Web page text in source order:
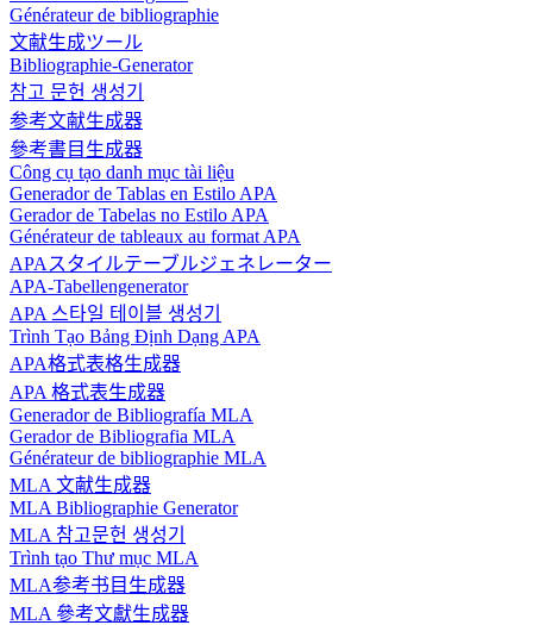
Générateur de bibliographie
文献生成ツール
Bibliographie-Generator
참고 문헌 생성기
参考文献生成器
參考書目生成器
Công cụ tạo danh mục tài liệu
Generador de Tablas en Estilo APA
Gerador de Tabelas no Estilo APA
Générateur de tableaux au format APA
APAスタイルテーブルジェネレーター
APA-Tabellengenerator
APA 스타일 테이블 생성기
Trình Tạo Bảng Định Dạng APA
APA格式表格生成器
APA 格式表生成器
Generador de Bibliografía MLA
Gerador de Bibliografia MLA
Générateur de bibliographie MLA
MLA 文献生成器
MLA Bibliographie Generator
MLA 참고문헌 생성기
Trình tạo Thư mục MLA
MLA参考书目生成器
MLA 參考文獻生成器